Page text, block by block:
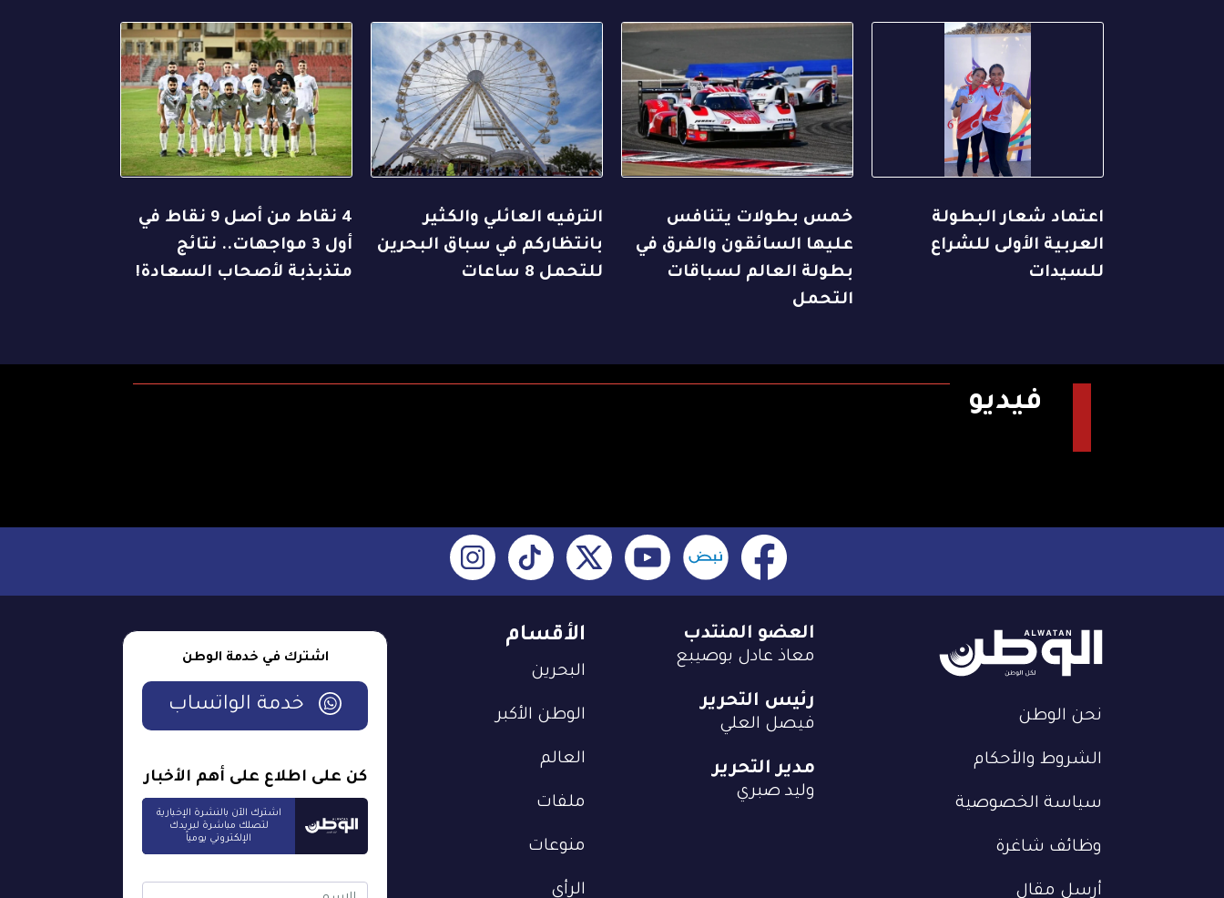
اعتماد شعار البطولة
العربية الأولى للشراع
للسيدات
خمس بطولات يتنافس
عليها السائقون والفرق في
بطولة العالم لسباقات
التحمل
الترفيه العائلي والكثير
بانتظاركم في سباق البحرين
للتحمل 8 ساعات
4 نقاط من أصل 9 نقاط في
أول 3 مواجهات.. نتائج
متذبذبة لأصحاب السعادة!
فيديو
نحن الوطن
الشروط والأحكام
سياسة الخصوصية
وظائف شاغرة
أرسل مقال
الأقسام
البحرين
الوطن الأكبر
العالم
ملفات
منوعات
الرأي
العضو المنتدب
معاذ عادل بوصيبع
رئيس التحرير
فيصل العلي
مدير التحرير
وليد صبري
اشترك في خدمة الوطن
خدمة الواتساب
كن على اطلاع على أهم الأخبار
اشترك الآن بالنشرة الإخبارية
لتصلك مباشرة لبريدك
الإلكتروني يومياً